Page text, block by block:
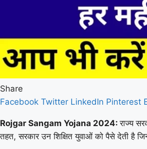
Share
Facebook Twitter LinkedIn Pinterest
Rojgar Sangam Yojana 2024:राज्य
तहत, सरकार उन शिक्षित युवाओं को पैसे देती है